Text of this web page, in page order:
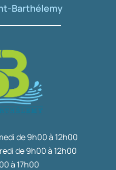
Barthélemy
de 9h00 à 12h00
de 9h00 à 12h00
à 17h00